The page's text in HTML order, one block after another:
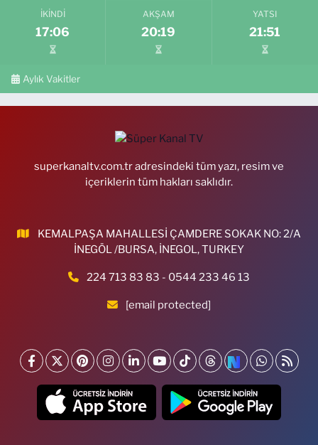
İKINDI
17:06
AKŞAM
20:19
YATSI
21:51
Aylık Vakitler
superkanaltv.com.tr adresindeki tüm yazı, resim ve
içeriklerin tüm hakları saklıdır.
KEMALPAŞA MAHALLESİ ÇAMDERE SOKAK NO: 2/A
İNEGÖL /BURSA, İNEGOL, TURKEY
224 713 83 83 - 0544 233 46 13
[email protected]